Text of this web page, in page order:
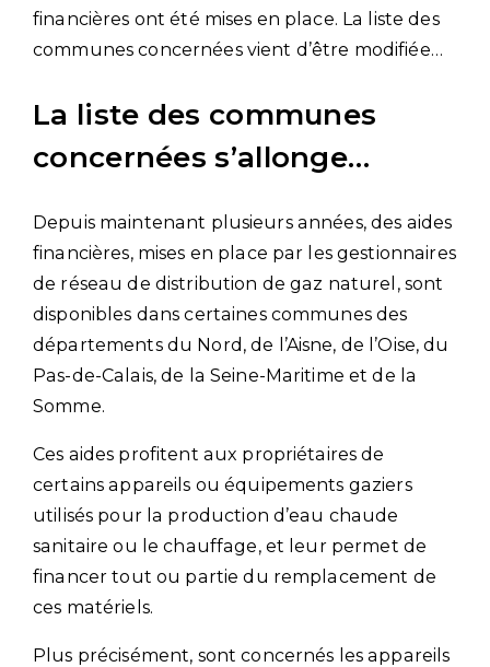
financières ont été mises en place. La liste des
communes concernées vient d’être modifiée…
La liste des communes
concernées s’allonge…
Depuis maintenant plusieurs années, des aides
financières, mises en place par les gestionnaires
de réseau de distribution de gaz naturel, sont
disponibles dans certaines communes des
départements du Nord, de l’Aisne, de l’Oise, du
Pas-de-Calais, de la Seine-Maritime et de la
Somme.
Ces aides profitent aux propriétaires de
certains appareils ou équipements gaziers
utilisés pour la production d’eau chaude
sanitaire ou le chauffage, et leur permet de
financer tout ou partie du remplacement de
ces matériels.
Plus précisément, sont concernés les appareils